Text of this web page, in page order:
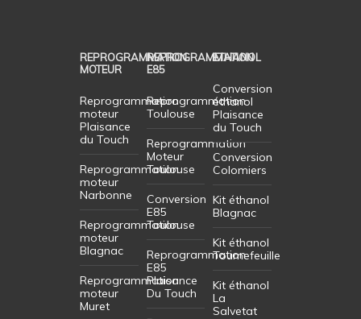
REPROGRAMMATION
MOTEUR
Reprogrammation
moteur
Plaisance
du Touch
Reprogrammation
moteur
Narbonne
Reprogrammation
moteur
Blagnac
Reprogrammation
moteur
Muret
REPROGRAMMATION
E85
Reprogrammation
Toulouse
Reprogrammation
Moteur
Toulouse
Conversion
E85
Toulouse
Reprogrammation
E85
Plaisance
Du Touch
ETHANOL
Conversion
éthanol
Plaisance
du Touch
Conversion
Colomiers
Kit éthanol
Blagnac
Kit éthanol
Tournefeuille
Kit éthanol
La
Salvetat